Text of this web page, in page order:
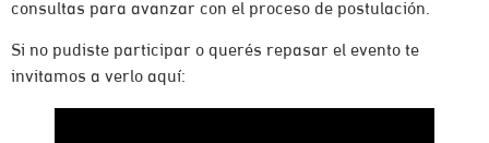
consultas para avanzar con el proceso de postulación.
Si no pudiste participar o querés repasar el evento te
invitamos a verlo aquí: